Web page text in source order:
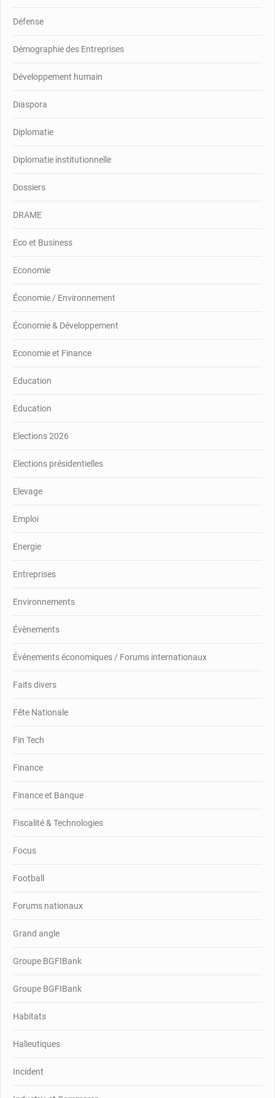
Défense
Démographie des Entreprises
Développement humain
Diaspora
Diplomatie
Diplomatie institutionnelle
Dossiers
DRAME
Eco et Business
Economie
Économie / Environnement
Économie & Développement
Economie et Finance
Education
Education
Elections 2026
Elections présidentielles
Elevage
Emploi
Energie
Entreprises
Environnements
Évènements
Événements économiques / Forums internationaux
Faits divers
Fête Nationale
Fin Tech
Finance
Finance et Banque
Fiscalité & Technologies
Focus
Football
Forums nationaux
Grand angle
Groupe BGFIBank
Groupe BGFIBank
Habitats
Halieutiques
Incident